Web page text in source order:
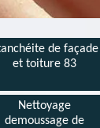
de façade
et toiture 83
Nettoyage
demoussage de